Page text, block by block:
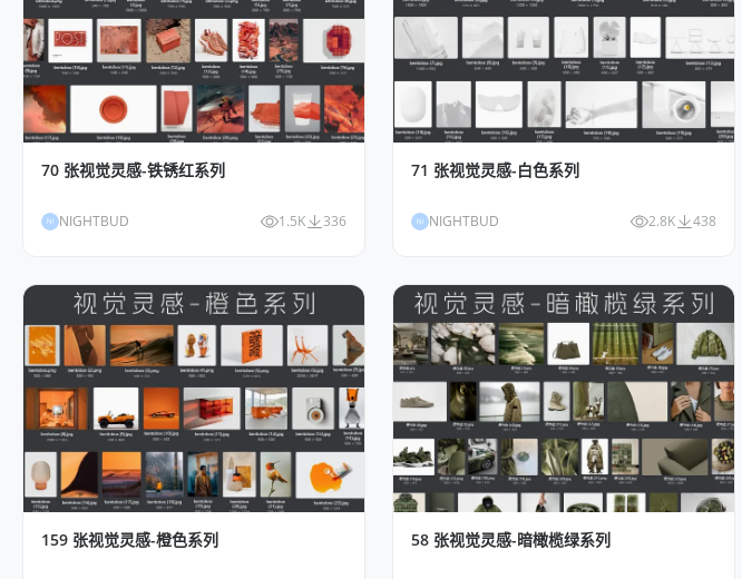
70 张视觉灵感-铁锈红系列
NI NIGHTBUD 1.5K 336
71 张视觉灵感-白色系列
NI NIGHTBUD 2.8K 438
159 张视觉灵感-橙色系列 58 张视觉灵感-暗橄榄绿系列